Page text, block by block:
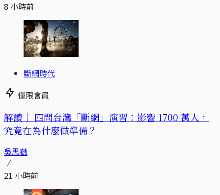
8 小時前
斷網時代
僅限會員
解讀｜ 四問台灣「斷網」演習：影響 1700 萬人，
究竟在為什麼做準備？
吳思薇
21 小時前